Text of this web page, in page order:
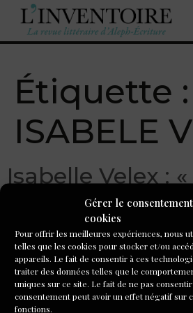
Gérer le
cookies
Pour offrir les meilleures expériences, nous
telles que les cookies pour stocker et/ou
appareils. Le fait de consentir à ces
traiter des données telles que le
uniques sur ce site. Le fait de ne pas
consentement peut avoir un effet négatif sur
fonctions.
Étiquette :
ISABELE
Isabelle Velex :
rencontres si
ne pouvais que
J’écrivais chaque lendemain de
le plus justement et fidèlement
rencontre, la personne telle qu’elle